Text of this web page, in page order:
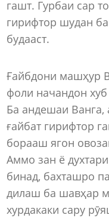
гашт. Гурбаи сар
гирифтор шудан
будааст.
Ғайбдони машҳур
фоли начандон
Ба андешаи Ванга,
ғайбат гирифтор
борааш ягон
Аммо зан ё
бинад, бахташро
дилаш ба шавҳар
хурдакаки сару